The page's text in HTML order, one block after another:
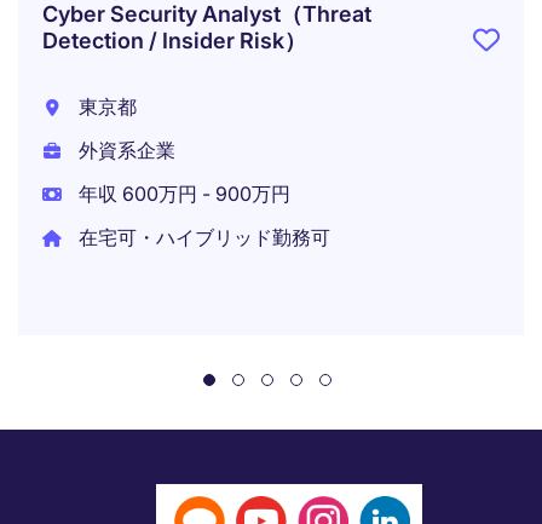
Cyber Security Analyst（Threat
Detection / Insider Risk）
東京都
外資系企業
年収 600万円 - 900万円
在宅可・ハイブリッド勤務可